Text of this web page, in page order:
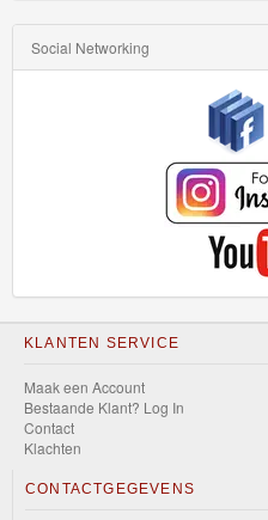
Social Networking
KLANTEN SERVICE
Maak een Account
Bestaande Klant? Log In
Contact
Klachten
CONTACTGEGEVENS